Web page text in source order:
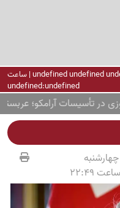
undefined undefined undefined undefined | ساعت
undefined:undefined
تأسیسات آرامکو؛ عربستان
چهارشنبه